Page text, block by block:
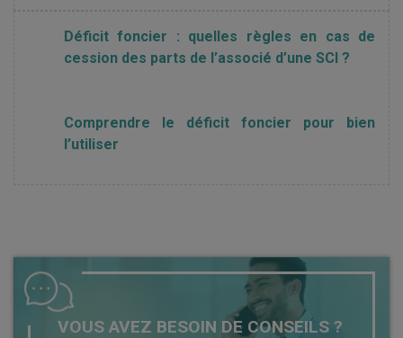
Déficit foncier : quelles règles en cas de
cession des parts de l’associé d’une SCI ?
Comprendre le déficit foncier pour bien
l’utiliser
VOUS AVEZ BESOIN DE CONSEILS ?